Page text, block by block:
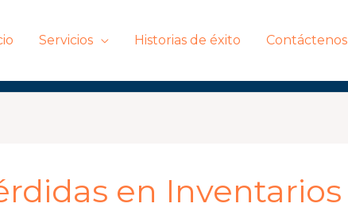
Servicios Historias de éxito Contáctenos
en Inventarios